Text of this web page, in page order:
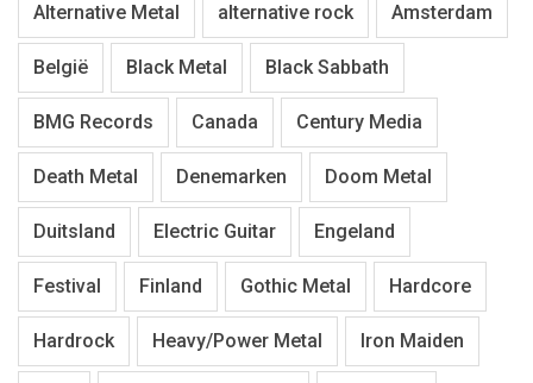
Alternative Metal alternative rock Amsterdam
België Black Metal Black Sabbath
BMG Records Canada Century Media
Death Metal Denemarken Doom Metal
Duitsland Electric Guitar Engeland
Festival Finland Gothic Metal Hardcore
Hardrock Heavy/Power Metal Iron Maiden